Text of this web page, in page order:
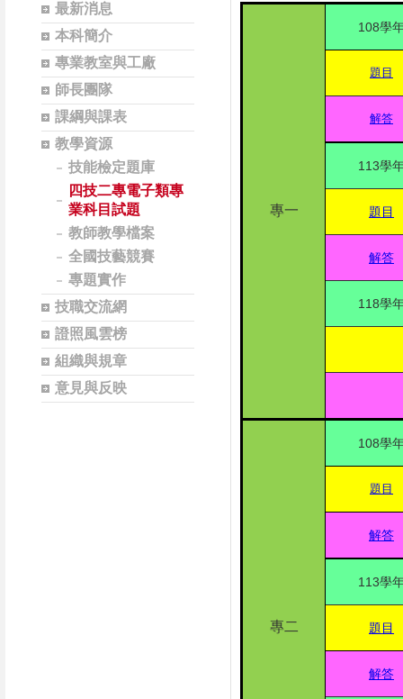
最新消息
本科簡介
專業教室與工廠
師長團隊
課綱與課表
教學資源
技能檢定題庫
四技二專電子類專
業科目試題
教師教學檔案
全國技藝競賽
專題實作
技職交流網
證照風雲榜
組織與規章
意見與反映
專一
108學
題目
解答
113學
題目
解答
118學
專二
108學
題目
解答
113學
題目
解答